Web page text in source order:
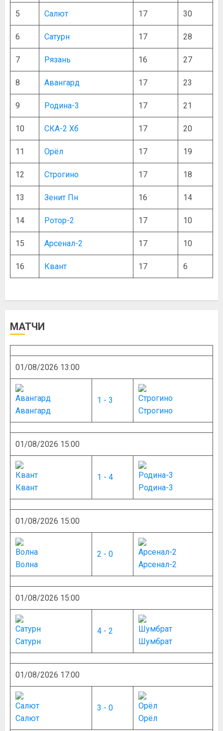
5 Салют 17 30
6 Сатурн 17 28
7 Рязань 16 27
8 Авангард 17 23
9 Родина-3 17 21
10 СКА-2 Хб 17 20
11 Орёл 17 19
12 Строгино 17 18
13 Зенит Пн 16 14
14 Ротор-2 17 10
15 Арсенал-2 17 10
16 Квант 17 6
МАТЧИ
01/08/2026 13:00
Авангард
1 - 3
Строгино
01/08/2026 15:00
Квант
1 - 4
Родина-3
01/08/2026 15:00
Волна
2 - 0
Арсенал-2
01/08/2026 15:00
Сатурн
4 - 2
Шумбрат
01/08/2026 17:00
Салют
3 - 0
Орёл